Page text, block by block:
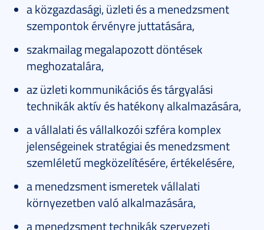
a közgazdasági, üzleti és a menedzsment
szempontok érvényre juttatására,
szakmailag megalapozott döntések
meghozatalára,
az üzleti kommunikációs és tárgyalási
technikák aktív és hatékony alkalmazására,
a vállalati és vállalkozói szféra komplex
jelenségeinek stratégiai és menedzsment
szemléletű megközelítésére, értékelésére,
a menedzsment ismeretek vállalati
környezetben való alkalmazására,
a menedzsment technikák szervezeti